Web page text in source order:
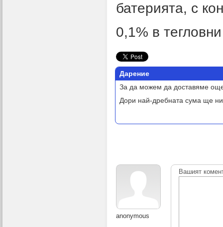
батерията, с
0,1% в
Дарение
За да можем да доставяме
Дори най-дребната сума ще
anonymous
Вашият